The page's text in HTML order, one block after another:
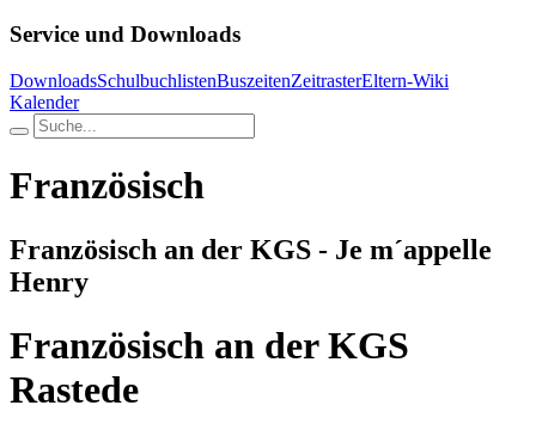
Service und Downloads
DownloadsSchulbuchlistenBuszeitenZeitrasterEltern-Wiki
Kalender
Französisch
Französisch an der KGS - Je m´appelle
Henry
Französisch an der KGS
Rastede